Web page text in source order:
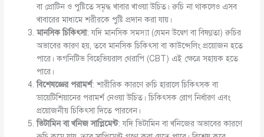
বা প্রোটিন ও পুষ্টিতে সমৃদ্ধ খাবার খাওয়া উচিত। রুচি না থাকলেও এসব
খাবারের মাধ্যমে শরীরকে পুষ্টি প্রদান করা যায়।
মানসিক চিকিৎসা: যদি মানসিক সমস্যা (যেমন উদ্বেগ বা বিষণ্ণতা) রুচির
অভাবের কারণ হয়, তবে মানসিক চিকিৎসা বা কাউন্সেলিং প্রয়োজন হতে
পারে। কগনিটিভ বিহেভিয়রাল থেরাপি (CBT) এই ক্ষেত্রে সহায়ক হতে
পারে।
বিশেষজ্ঞের পরামর্শ: শারীরিক কারণে রুচি হারালে চিকিৎসক বা
ডায়েটিশিয়ানের পরামর্শ নেওয়া উচিত। চিকিৎসক রোগ নির্ধারণ এবং
প্রয়োজনীয় চিকিৎসা দিতে পারবেন।
ভিটামিন বা খনিজ সাপ্লিমেন্ট: যদি ভিটামিন বা খনিজের অভাবের কারণে